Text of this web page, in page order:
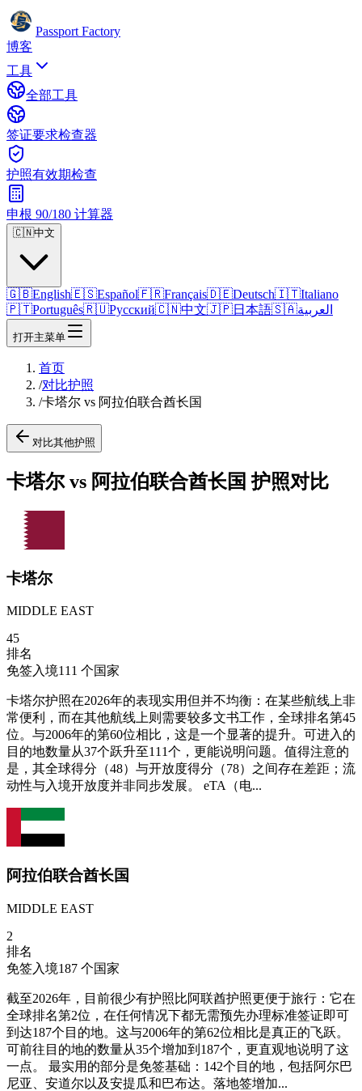
Passport Factory
博客
工具
全部工具
签证要求检查器
护照有效期检查
申根 90/180 计算器
🇨🇳中文
🇬🇧English🇪🇸Español🇫🇷Français🇩🇪Deutsch🇮🇹Italiano
🇵🇹Português🇷🇺Русский🇨🇳中文🇯🇵日本語🇸🇦العربية
打开主菜单
首页
/对比护照
/卡塔尔 vs 阿拉伯联合酋长国
对比其他护照
卡塔尔 vs 阿拉伯联合酋长国 护照对比
卡塔尔
MIDDLE EAST
45
排名
免签入境111 个国家
卡塔尔护照在2026年的表现实用但并不均衡：在某些航线上非
常便利，而在其他航线上则需要较多文书工作，全球排名第45
位。与2006年的第60位相比，这是一个显著的提升。可进入的
目的地数量从37个跃升至111个，更能说明问题。值得注意的
是，其全球得分（48）与开放度得分（78）之间存在差距；流
动性与入境开放度并非同步发展。 eTA（电...
阿拉伯联合酋长国
MIDDLE EAST
2
排名
免签入境187 个国家
截至2026年，目前很少有护照比阿联酋护照更便于旅行：它在
全球排名第2位，在任何情况下都无需预先办理标准签证即可
到达187个目的地。这与2006年的第62位相比是真正的飞跃。
可前往目的地的数量从35个增加到187个，更直观地说明了这
一点。 最实用的部分是免签基础：142个目的地，包括阿尔巴
尼亚、安道尔以及安提瓜和巴布达。落地签增加...